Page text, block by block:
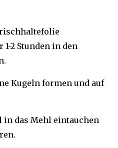
2 Stunden in den
Kugeln formen und auf
das Mehl eintauchen